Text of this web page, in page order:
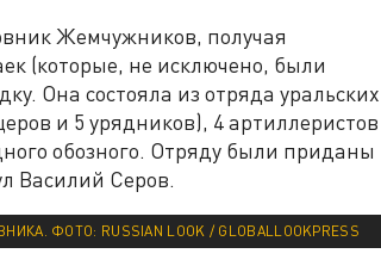
Жемчужников, получая
(которые, не исключено, были
Она состояла из отряда уральских
и 5 урядников), 4 артиллеристов
обозного. Отряду были приданы
Василий Серов.
ФОТО: RUSSIAN LOOK / GLOBALLOOKPRESS